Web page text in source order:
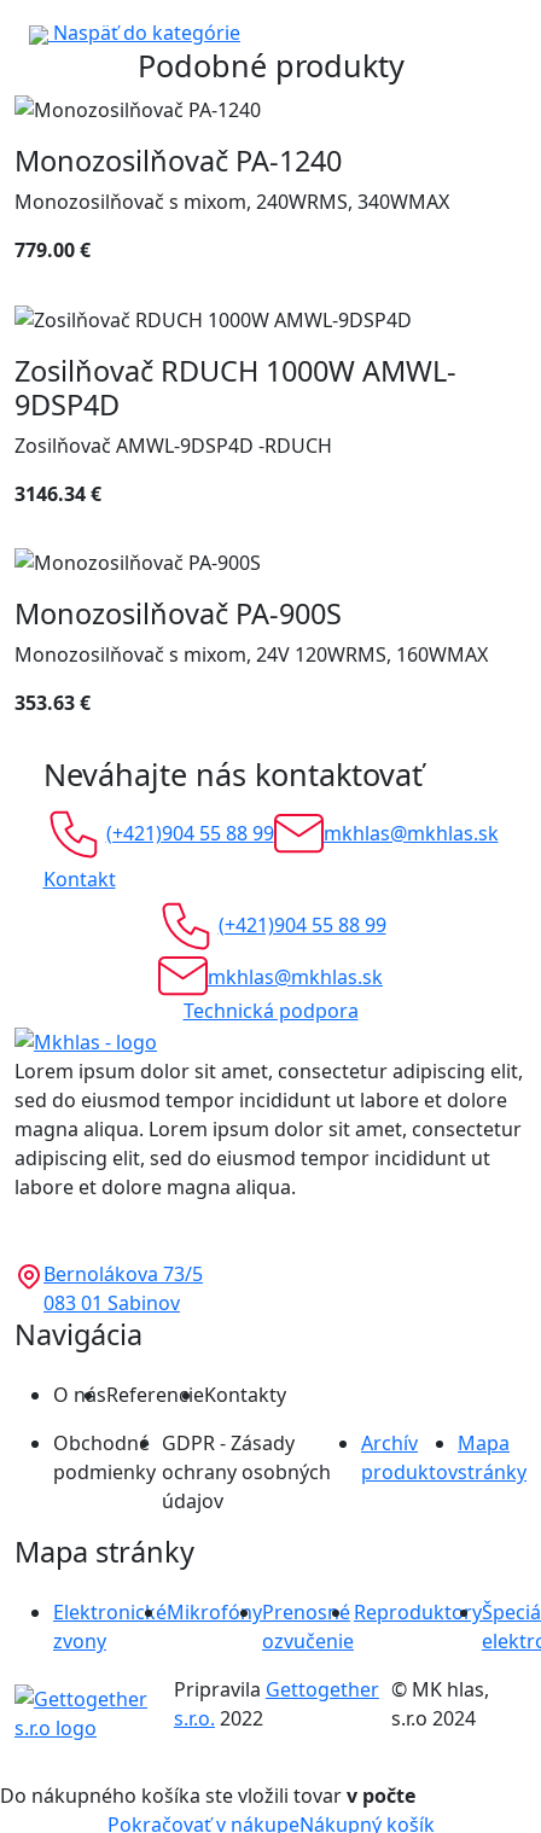
Naspäť do kategórie
Podobné produkty
Monozosilňovač PA-1240
Monozosilňovač s mixom, 240WRMS, 340WMAX
779.00 €
Zosilňovač RDUCH 1000W AMWL-
9DSP4D
Zosilňovač AMWL-9DSP4D -RDUCH
3146.34 €
Monozosilňovač PA-900S
Monozosilňovač s mixom, 24V 120WRMS, 160WMAX
353.63 €
Neváhajte nás kontaktovať
(+421)904 55 88 99
mkhlas@mkhlas.sk
Kontakt
(+421)904 55 88 99
mkhlas@mkhlas.sk
Technická podpora
Lorem ipsum dolor sit amet, consectetur adipiscing elit,
sed do eiusmod tempor incididunt ut labore et dolore
magna aliqua. Lorem ipsum dolor sit amet, consectetur
adipiscing elit, sed do eiusmod tempor incididunt ut
labore et dolore magna aliqua.
Bernolákova 73/5
083 01 Sabinov
Navigácia
O násReferencieKontakty
Obchodné
podmienky
GDPR - Zásady
ochrany osobných
údajov
Archív
produktov
Mapa
stránky
Mapa stránky
Elektronické
zvony
MikrofónyPrenosné
ozvučenie
Reproduktory
Pripravila Gettogether
s.r.o. 2022
© MK hlas,
s.r.o 2024
Do nákupného košíka ste vložili tovarv počte
Pokračovať v nákupeNákupný košík